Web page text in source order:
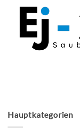
Produktseite
gewählt
werden
Hauptkategorien